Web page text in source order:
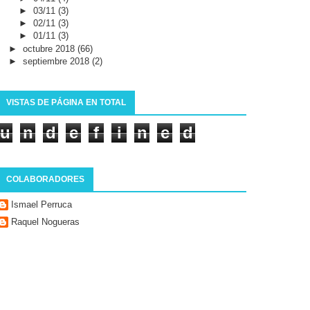
►03/11(3)
►02/11(3)
►01/11(3)
► octubre 2018 (66)
► septiembre 2018 (2)
VISTAS DE PÁGINA EN TOTAL
u n d e f i n e d
COLABORADORES
Ismael Perruca
Raquel Nogueras